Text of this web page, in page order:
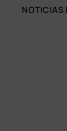
NOTICIAS